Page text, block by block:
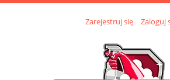
Zarejestruj się Zaloguj